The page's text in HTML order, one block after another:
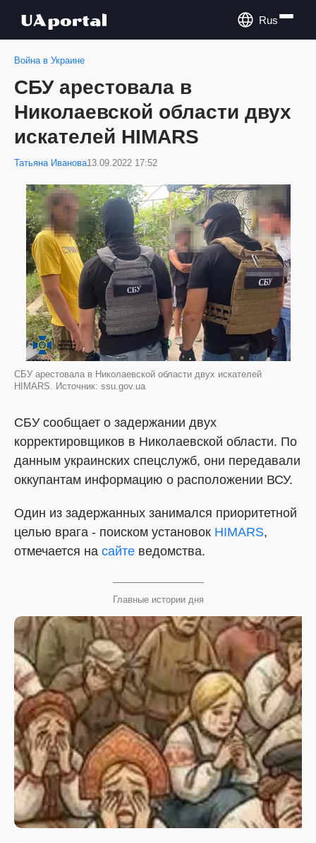
Rus
Война в Украине
СБУ арестовала в
Николаевской области двух
искателей HIMARS
Татьяна Иванова13.09.2022 17:52
СБУ арестовала в Николаевской области двух искателей
HIMARS. Источник: ssu.gov.ua
СБУ сообщает о задержании двух
корректировщиков в Николаевской области. По
данным украинских спецслужб, они передавали
оккупантам информацию о расположении ВСУ.
Один из задержанных занимался приоритетной
целью врага - поиском установок HIMARS,
отмечается на сайте ведомства.
Главные истории дня